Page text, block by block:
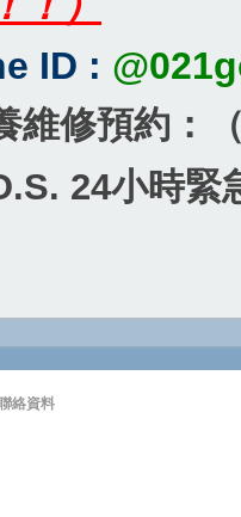
ID :
維修預約：
24小時緊
絡資料